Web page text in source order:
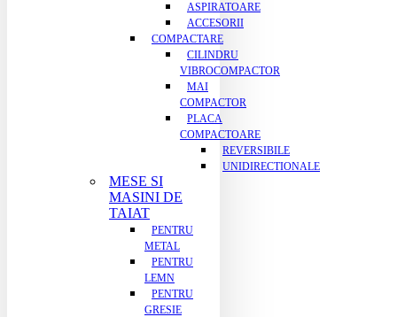
ASPIRATOARE
ACCESORII
COMPACTARE
CILINDRU
VIBROCOMPACTOR
MAI
COMPACTOR
PLACA
COMPACTOARE
REVERSIBILE
UNIDIRECTIONALE
MESE SI
MASINI DE
TAIAT
PENTRU
METAL
PENTRU
LEMN
PENTRU
GRESIE